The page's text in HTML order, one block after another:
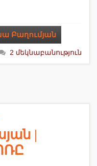
Բաղումյան
2 մեկնաբանություն
|